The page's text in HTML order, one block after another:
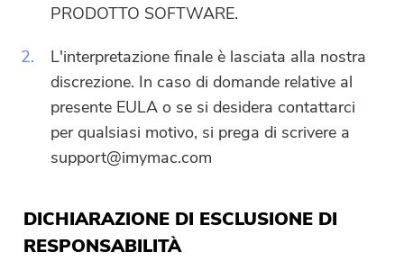
PRODOTTO SOFTWARE.
2.
L'interpretazione finale è lasciata alla nostra
discrezione. In caso di domande relative al
presente EULA o se si desidera contattarci
per qualsiasi motivo, si prega di scrivere a
support@imymac.com
DICHIARAZIONE DI ESCLUSIONE DI
RESPONSABILITÀ
Ora